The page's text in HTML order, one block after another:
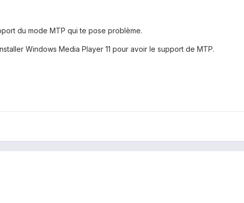
du mode MTP qui te pose problème.
Windows Media Player 11 pour avoir le support de MTP.